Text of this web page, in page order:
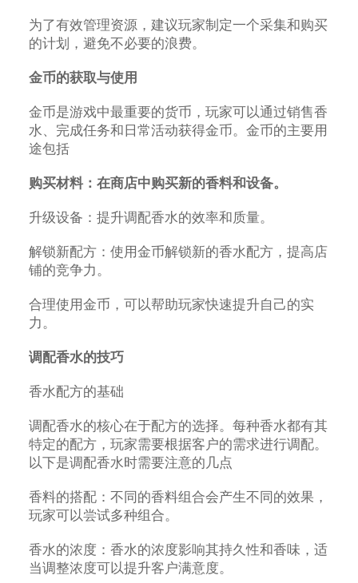
为了有效管理资源，建议玩家制定一个采集和购买
的计划，避免不必要的浪费。
金币的获取与使用
金币是游戏中最重要的货币，玩家可以通过销售香
水、完成任务和日常活动获得金币。金币的主要用
途包括
购买材料：在商店中购买新的香料和设备。
升级设备：提升调配香水的效率和质量。
解锁新配方：使用金币解锁新的香水配方，提高店
铺的竞争力。
合理使用金币，可以帮助玩家快速提升自己的实
力。
调配香水的技巧
香水配方的基础
调配香水的核心在于配方的选择。每种香水都有其
特定的配方，玩家需要根据客户的需求进行调配。
以下是调配香水时需要注意的几点
香料的搭配：不同的香料组合会产生不同的效果，
玩家可以尝试多种组合。
香水的浓度：香水的浓度影响其持久性和香味，适
当调整浓度可以提升客户满意度。